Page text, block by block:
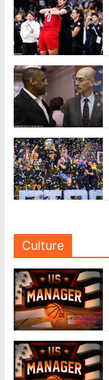
Culture